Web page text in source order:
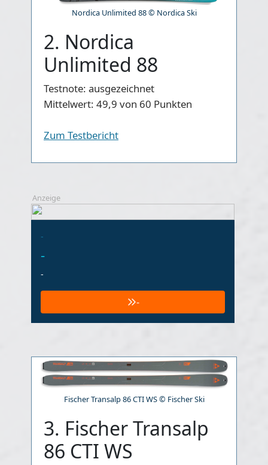
Nordica Unlimited 88 © Nordica Ski
2. Nordica
Unlimited 88
Testnote: ausgezeichnet
Mittelwert: 49,9 von 60 Punkten
Zum Testbericht
Anzeige
-
-
-
-
Fischer Transalp 86 CTI WS © Fischer Ski
3. Fischer Transalp
86 CTI WS